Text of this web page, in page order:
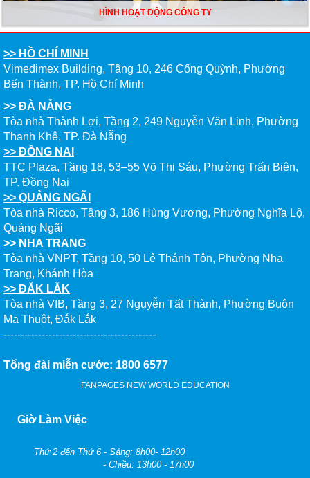
HÌNH HOẠT ĐỘNG CÔNG TY
>> HỒ CHÍ MINH
Vimedimex Building, Tầng 10, 246 Cống Quỳnh, Phường
Bến Thành, TP. Hồ Chí Minh
>> ĐÀ NẴNG
Tòa nhà Thành Lợi, Tầng 2, 249 Nguyễn Văn Linh, Phường
Thanh Khê, TP. Đà Nẵng
>> ĐỒNG NAI
TTC Plaza, Tầng 18, 53–55 Võ Thị Sáu, Phường Trấn Biên,
TP. Đồng Nai
>> QUẢNG NGÃI
Tòa nhà Ricco, Tầng 3, 186 Hùng Vương, Phường Nghĩa Lộ,
Quảng Ngãi
>> NHA TRANG
Tòa nhà VNPT, Tầng 10, 50 Lê Thánh Tôn, Phường Nha
Trang, Khánh Hòa
>> ĐẮK LẮK
Tòa nhà VIB, Tầng 3, 27 Nguyễn Tất Thành, Phường Buôn
Ma Thuột, Đắk Lắk
--------------------------------------------
Tổng đài miễn cước: 1800 6577
FANPAGES NEW WORLD EDUCATION
Giờ Làm Việc
Thứ 2 đến Thứ 6 - Sáng: 8h00- 12h00
- Chiều: 13h00 - 17h00